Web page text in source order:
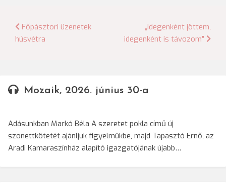
Bejegyzés
Főpásztori üzenetek
húsvétra
„Idegenként jöttem,
idegenként is távozom”
Mozaik, 2026. június 30-a
Adásunkban Markó Béla A szeretet pokla című új
szonettkötetét ajánljuk figyelmükbe, majd Tapasztó Ernő, az
Aradi Kamaraszínház alapító igazgatójának újabb…